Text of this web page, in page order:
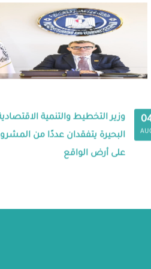
وزير التخطيط والتنمية
البحيرة يتفقدان عددًا من
على أرض الواقع